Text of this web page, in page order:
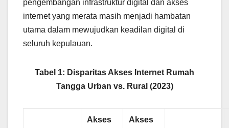
pengembangan infrastruktur digital dan akses
internet yang merata masih menjadi hambatan
utama dalam mewujudkan keadilan digital di
seluruh kepulauan.
Tabel 1: Disparitas Akses Internet Rumah
Tangga Urban vs. Rural (2023)
Akses
Akses